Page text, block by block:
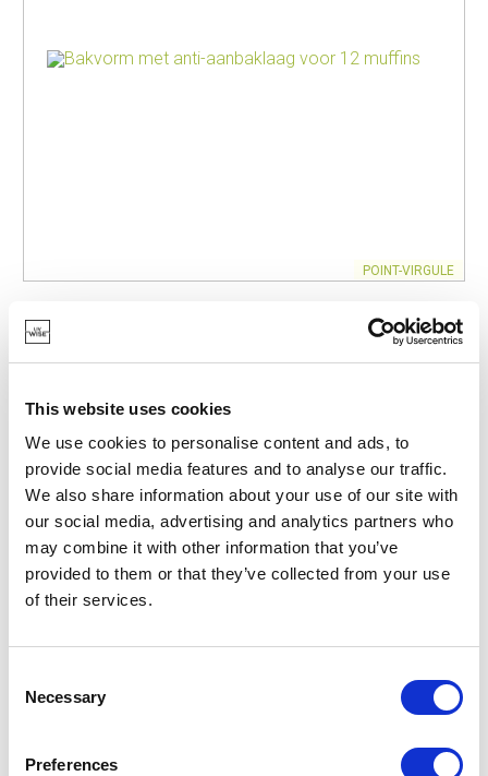
This website uses cookies
We use cookies to personalise content and ads, to
provide social media features and to analyse our traffic.
We also share information about your use of our site with
our social media, advertising and analytics partners who
may combine it with other information that you’ve
provided to them or that they’ve collected from your use
of their services.
Selection
Necessary
Preferences
POINT-VIRGULE
BAKVORM MET ANTI-AANBAKLAAG VOOR 12 MUFFINS
OP VOORRAAD